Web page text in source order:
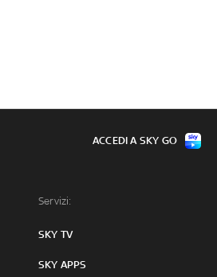
Servizi:
SKY TV
SKY APPS
ACCEDI A SKY GO